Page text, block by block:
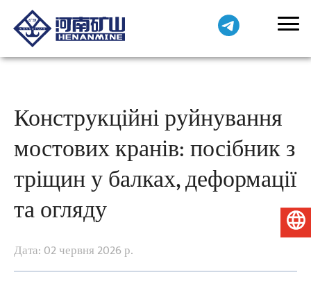
Конструкційні руйнування
мостових кранів: посібник з
тріщин у балках, деформації
та огляду
Дата: 02 червня 2026 р.
Українська